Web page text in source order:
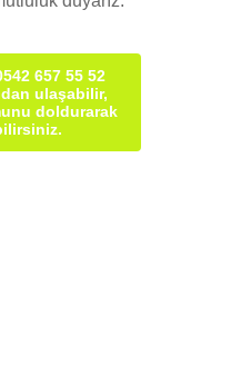
657 55 52
ulaşabilir,
doldurarak